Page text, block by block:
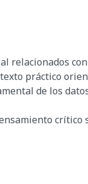
relacionados con
práctico
de los
crítico